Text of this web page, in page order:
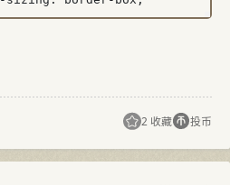
2 收藏 投币